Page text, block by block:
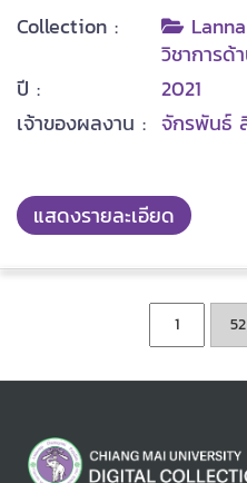
Collection :
วิชาการด้
ปี :
2021
เจ้าของผลงาน : จักรพันธ์
แสดงรายละเอียด